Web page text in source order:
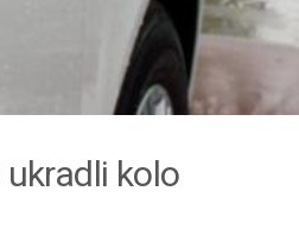
kolo